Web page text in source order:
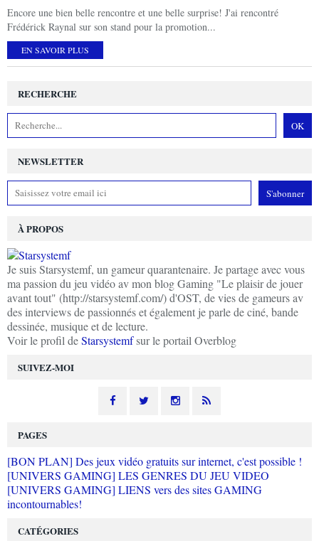
Encore une bien belle rencontre et une belle surprise! J'ai rencontré
Frédérick Raynal sur son stand pour la promotion...
EN SAVOIR PLUS
NEWSLETTER
SUIVEZ-MOI
RECHERCHE
À PROPOS
Je suis Starsystemf, un gameur quarantenaire. Je partage avec vous
ma passion du jeu vidéo av mon blog Gaming "Le plaisir de jouer
avant tout" (http://starsystemf.com/) d'OST, de vies de gameurs av
des interviews de passionnés et également je parle de ciné, bande
dessinée, musique et de lecture.
Voir le profil deStarsystemfsur le portail Overblog
PAGES
[BON PLAN] Des jeux vidéo gratuits sur internet, c'est possible !
[UNIVERS GAMING] LES GENRES DU JEU VIDEO
[UNIVERS GAMING] LIENS vers des sites GAMING
incontournables!
CATÉGORIES